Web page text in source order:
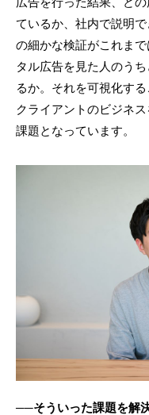
ているか、社内で説明
の細かな検証がこれま
タル広告を見た人のう
るか。それを可視化す
クライアントのビジネ
課題となっています。
──そういった課題を解